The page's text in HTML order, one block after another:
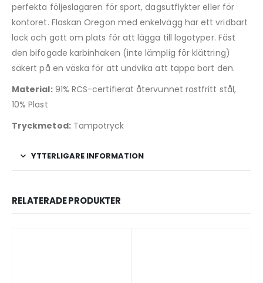
perfekta följeslagaren för sport, dagsutflykter eller för
kontoret. Flaskan Oregon med enkelvägg har ett vridbart
lock och gott om plats för att lägga till logotyper. Fäst
den bifogade karbinhaken (inte lämplig för klättring)
säkert på en väska för att undvika att tappa bort den.
Material:91% RCS-certifierat återvunnet rostfritt stål,
10% Plast
Tryckmetod:Tampotryck
YTTERLIGARE INFORMATION
RELATERADE PRODUKTER